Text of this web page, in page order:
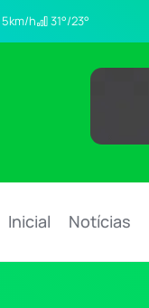
5km/h 31°/23°
Inicial Notícias